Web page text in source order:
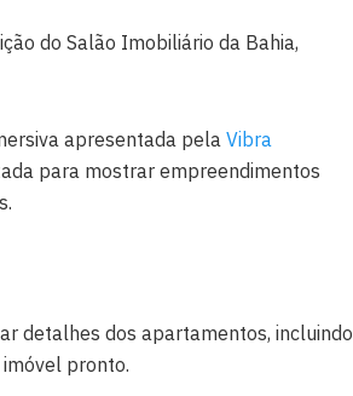
do Salão Imobiliário da Bahia,
apresentada pela Vibra
para mostrar empreendimentos
detalhes dos apartamentos, incluindo
pronto.